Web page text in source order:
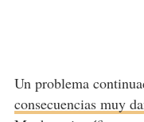
Un problema
consecuencias muy